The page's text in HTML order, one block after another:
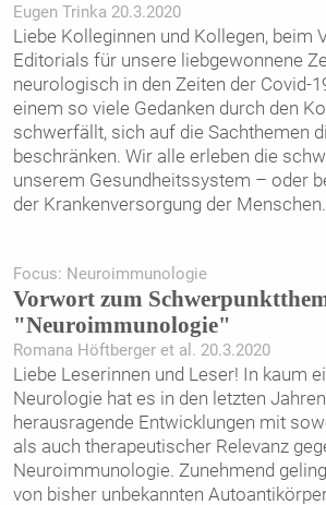
Eugen Trinka 20.3.2020
Liebe Kolleginnen und Kollegen, beim
Editorials für unsere liebgewonnene
neurologisch in den Zeiten der Covid-
einem so viele Gedanken durch den
schwerfällt, sich auf die Sachthemen
beschränken. Wir alle erleben die
unserem Gesundheitssystem – oder
der Krankenversorgung der Menschen
Focus: Neuroimmunologie
Vorwort zum
"Neuroimmunologie"
Romana Höftberger et al. 20.3.2020
Liebe Leserinnen und Leser! In kaum
Neurologie hat es in den letzten
herausragende Entwicklungen mit
als auch therapeutischer Relevanz
Neuroimmunologie. Zunehmend
von bisher unbekannten